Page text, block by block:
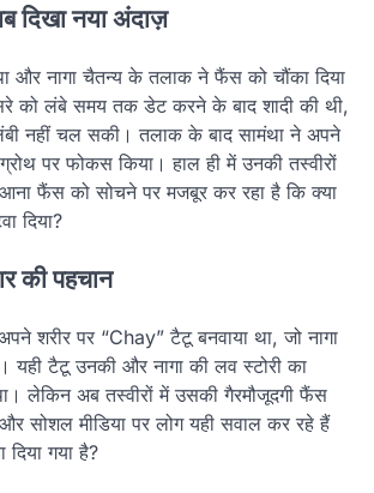
दिखा नया अंदाज़
और नागा चैतन्य के तलाक ने फैंस को चौंका दिया
को लंबे समय तक डेट करने के बाद शादी की थी,
नहीं चल सकी। तलाक के बाद सामंथा ने अपने
पर फोकस किया। हाल ही में उनकी तस्वीरों
फैंस को सोचने पर मजबूर कर रहा है कि क्या
दिया?
की पहचान
शरीर पर “Chay” टैटू बनवाया था, जो नागा
यही टैटू उनकी और नागा की लव स्टोरी का
लेकिन अब तस्वीरों में उसकी गैरमौजूदगी फैंस
सोशल मीडिया पर लोग यही सवाल कर रहे हैं
गया है?